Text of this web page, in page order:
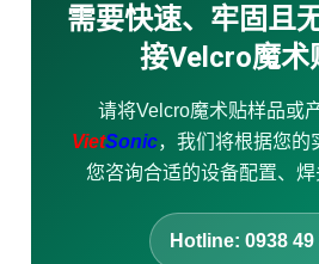
需要快速、牢固且
接Velcro魔术
请将Velcro魔术贴样品或
VietSonic，我们将根据您的
您咨询合适的设备配置、焊
Hotline: 0938 49